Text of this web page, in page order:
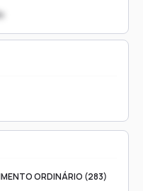
ORDINÁRIO (283)